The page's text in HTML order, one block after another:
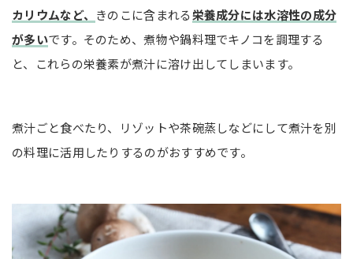
カリウムなど、 きのこに含まれる栄養成分には水溶性の成分
が多いです。そのため、煮物や鍋料理でキノコを調理する
と、これらの栄養素が煮汁に溶け出してしまいます。
煮汁ごと食べたり、リゾットや茶碗蒸しなどにして煮汁を別
の料理に活用したりするのがおすすめです。